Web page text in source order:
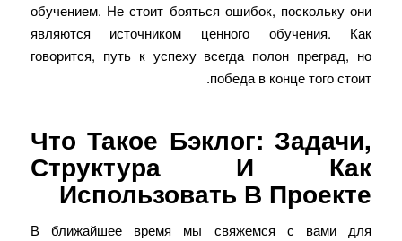
обучением. Не стоит бояться ошибок, поскольку они
являются источником ценного обучения. Как
говорится, путь к успеху всегда полон преград, но
победа в конце того стоит.
Что Такое Бэклог: Задачи,
Структура И Как
Использовать В Проекте
В ближайшее время мы свяжемся с вами для